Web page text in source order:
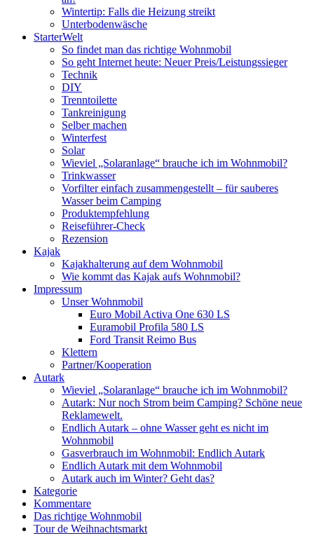
Wintertip: Falls die Heizung streikt
Unterbodenwäsche
StarterWelt
So findet man das richtige Wohnmobil
So geht Internet heute: Neuer Preis/Leistungssieger
Technik
DIY
Trenntoilette
Tankreinigung
Selber machen
Winterfest
Solar
Wieviel „Solaranlage“ brauche ich im Wohnmobil?
Trinkwasser
Vorfilter einfach zusammengestellt – für sauberes
Wasser beim Camping
Produktempfehlung
Reiseführer-Check
Rezension
Kajak
Kajakhalterung auf dem Wohnmobil
Wie kommt das Kajak aufs Wohnmobil?
Impressum
Unser Wohnmobil
Euro Mobil Activa One 630 LS
Euramobil Profila 580 LS
Ford Transit Reimo Bus
Klettern
Partner/Kooperation
Autark
Wieviel „Solaranlage“ brauche ich im Wohnmobil?
Autark: Nur noch Strom beim Camping? Schöne neue
Reklamewelt.
Endlich Autark – ohne Wasser geht es nicht im
Wohnmobil
Gasverbrauch im Wohnmobil: Endlich Autark
Endlich Autark mit dem Wohnmobil
Autark auch im Winter? Geht das?
Kategorie
Kommentare
Das richtige Wohnmobil
Tour de Weihnachtsmarkt